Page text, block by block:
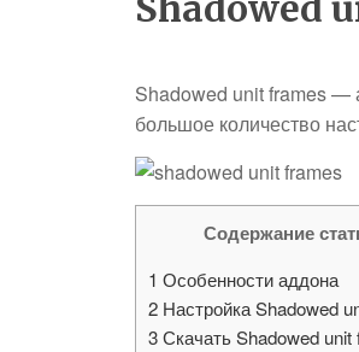
Shadowed unit frames —
большое количество
Содержание
1 Особенности аддона
2 Настройка Shadowed
3Скачать Shadowed unit